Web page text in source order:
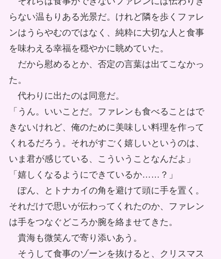
らない温もりある光景だ。けれど隣を歩くファレ
ンはうらやむのではなく、純粋に大切な人と食事
を味わえる幸福を穏やかに眺めていた。
だから慰めるとか、否定の言葉は出てこなかっ
た。
代わりに出たのは同意だ。
「うん。いいことだ。ファレンも食べることはで
きないけれど、俺のために美味しい料理を作って
くれるだろう。それがすごく嬉しいというのは、
いま君が感じている、こういうことなんだよ」
「嬉しくなるようにできているか……？」
ぽん、とトナカイの角を避けて頭に手を置く。
それだけで思いが伝わってくれたのか、ファレン
は手をつなぐどころか腕を絡ませてきた。
貴海も微笑んで寄り添いあう。
そうして食事のゾーンを抜けると、クリスマス